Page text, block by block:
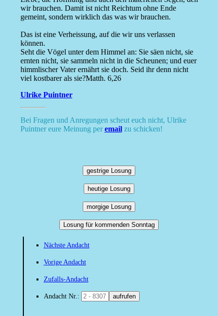
wir brauchen. Damit ist nicht Reichtum ohne Ende
gemeint, sondern wirklich das was wir brauchen.
Das ist eine Verheissung, auf die wir uns verlassen
können.
Seht die Vögel unter dem Himmel an: Sie säen nicht, sie
ernten nicht, sie sammeln nicht in die Scheunen; und euer
himmlischer Vater ernährt sie doch. Seid ihr denn nicht
viel kostbarer als sie?Matth. 6,26
Ulrike Puintner
Bei Fragen und Anregungen scheut euch nicht, Ulrike
Puintner eure Meinung peremailzu schicken!
gestrige Losung
heutige Losung
morgige Losung
Losung für kommenden Sonntag
Nächste Andacht
Vorige Andacht
Zufalls-Andacht
Andacht Nr.: aufrufen